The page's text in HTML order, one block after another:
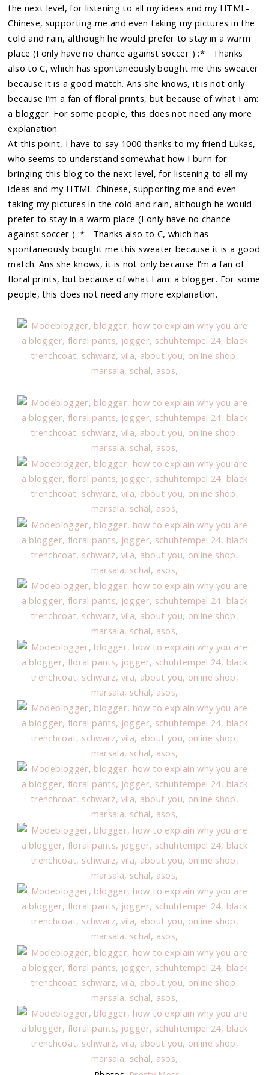
the next level, for listening to all my ideas and my HTML-
Chinese, supporting me and even taking my pictures in the
cold and rain, although he would prefer to stay in a warm
place (I only have no chance against soccer ) :* Thanks
also to C, which has spontaneously bought me this sweater
because it is a good match. Ans she knows, it is not only
because I’m a fan of floral prints, but because of what I am:
a blogger. For some people, this does not need any more
explanation.
At this point, I have to say 1000 thanks to my friend Lukas,
who seems to understand somewhat how I burn for
bringing this blog to the next level, for listening to all my
ideas and my HTML-Chinese, supporting me and even
taking my pictures in the cold and rain, although he would
prefer to stay in a warm place (I only have no chance
against soccer ) :* Thanks also to C, which has
spontaneously bought me this sweater because it is a good
match. Ans she knows, it is not only because I’m a fan of
floral prints, but because of what I am: a blogger. For some
people, this does not need any more explanation.